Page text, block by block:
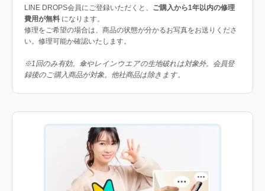
LINE DROPS会員にご登録いただくと、 ご購入から1年以内の修理
費用が無料 になります。
修理をご希望の場合は、商品の状態が分かるお写真をお送りくださ
い。修理可能か確認いたします。
※1回のみ有効。傘やレインウエアの生地破れは対象外。会員登
録後のご購入商品が対象。他社商品は除きます。